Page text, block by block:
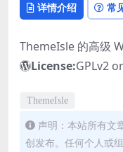
详情介绍 常
ThemeIsle 的高级
License:GPLv2
ThemeIsle
声明：本站所有文
创发布。任何个人或